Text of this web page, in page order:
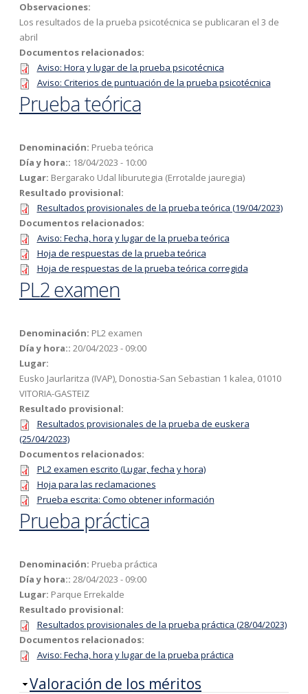
Observaciones:
Los resultados de la prueba psicotécnica se publicaran el 3 de
abril
Documentos relacionados:
Aviso: Hora y lugar de la prueba psicotécnica
Aviso: Criterios de puntuación de la prueba psicotécnica
Prueba teórica
Denominación: Prueba teórica
Día y hora:: 18/04/2023 - 10:00
Lugar: Bergarako Udal liburutegia (Errotalde jauregia)
Resultado provisional:
Resultados provisionales de la prueba teórica (19/04/2023)
Documentos relacionados:
Aviso: Fecha, hora y lugar de la prueba teórica
Hoja de respuestas de la prueba teórica
Hoja de respuestas de la prueba teórica corregida
PL2 examen
Denominación: PL2 examen
Día y hora:: 20/04/2023 - 09:00
Lugar:
Eusko Jaurlaritza (IVAP), Donostia-San Sebastian 1 kalea, 01010
VITORIA-GASTEIZ
Resultado provisional:
Resultados provisionales de la prueba de euskera
(25/04/2023)
Documentos relacionados:
PL2 examen escrito (Lugar, fecha y hora)
Hoja para las reclamaciones
Prueba escrita: Como obtener información
Prueba práctica
Denominación: Prueba práctica
Día y hora:: 28/04/2023 - 09:00
Lugar: Parque Errekalde
Resultado provisional:
Resultados provisionales de la prueba práctica (28/04/2023)
Documentos relacionados:
Aviso: Fecha, hora y lugar de la prueba práctica
Ocultar
Valoración de los méritos